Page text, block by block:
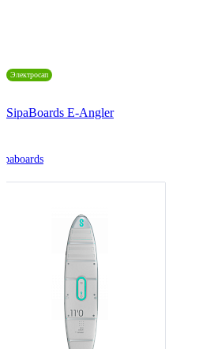
Электросап
SipaBoards E-Angler